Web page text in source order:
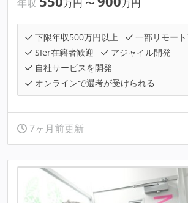
年収 万円 〜 万円
下限年収500万円以上
一部リモー
SIer在籍者歓迎
アジャイル開発
自社サービスを開発
オンラインで選考が受けられる
7ヶ月前更新